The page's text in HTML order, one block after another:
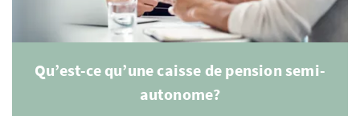
Qu’est-ce qu’une caisse de pension semi-
autonome?